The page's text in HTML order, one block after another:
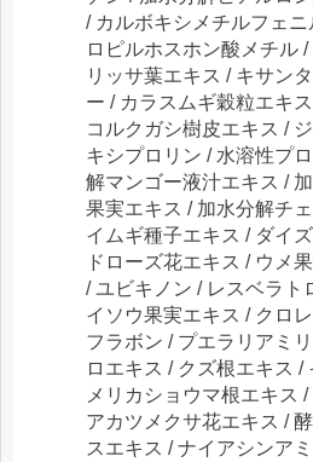
/ カルボキシメチルフェ
ロピルホスホン酸メチル
リッサ葉エキス / キサン
ー / カラスムギ穀粒エキ
コルクガシ樹皮エキス /
キシプロリン / 水溶性プ
解マンゴー液汁エキス /
果実エキス / 加水分解チ
イムギ種子エキス / ダイ
ドローズ花エキス / ウメ
/ ユビキノン / レスベラト
イソウ果実エキス / クロ
フラボン / プエラリアミ
ロエキス / クズ根エキス /
メリカショウマ根エキス
アカツメクサ花エキス /
スエキス / ナイアシンア